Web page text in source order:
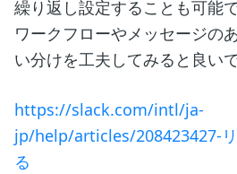
繰り返し設定することも可能で
ワークフローやメッセージの
い分けを工夫してみると良い
https://slack.com/intl/ja-
jp/help/articles/208423427-
る